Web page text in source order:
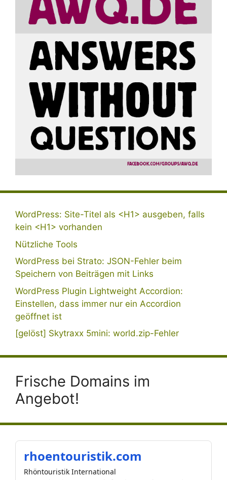
WordPress: Site-Titel als <H1> ausgeben, falls
kein <H1> vorhanden
Nützliche Tools
WordPress bei Strato: JSON-Fehler beim
Speichern von Beiträgen mit Links
WordPress Plugin Lightweight Accordion:
Einstellen, dass immer nur ein Accordion
geöffnet ist
[gelöst] Skytraxx 5mini: world.zip-Fehler
Frische Domains im
Angebot!
rhoentouristik.com
Rhöntouristik International